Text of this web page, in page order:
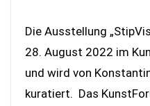
Die Ausstellung
28. August 2022 im
und wird von
kuratiert. Das